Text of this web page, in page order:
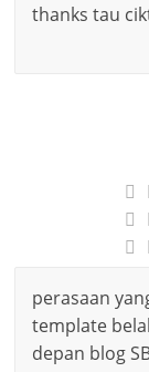
thanks tau
perasaan
template
depan blog